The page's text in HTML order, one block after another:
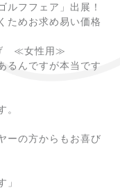
ルフフェア」出展！
ためお求め易い価格
げ ≪女性用≫
るんですが本当です
ーの方からもお喜び